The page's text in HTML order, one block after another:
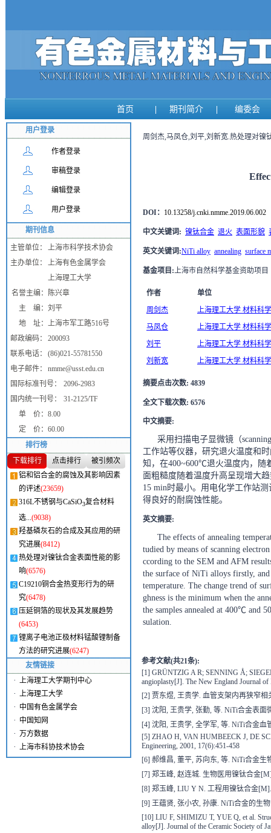
首页 期刊简介 编委会
用户登录
作者登录
审稿登录
编辑登录
用户登录
期刊信息
主管单位：
上海市科学技术协会
主办单位：
上海有色金属学会
上海理工大学
名誉主编：
陈兴章
主 编： 刘平
地 址： 上海市军工路516号
邮政编码：
200093
联系电话：
(86)021-55781550
电子邮件：
nmme@usst.edu.cn
国际标准刊号：
2096-2983
国内统一刊号：
31-2125/TF
单 价： 8.00
定 价： 60.00
排行榜
下载排行
点击排行
被引频次
铝和铝合金的腐蚀及其影响因素
的评述(23659)
316L不锈钢与CaSiO3复合材料
选...(9038)
羟基磷灰石的合成及其应用的研
究进展(8412)
热处理对镍钛合金表面性能的影
响(6576)
C19210铜合金热变形行为的研
究(6478)
压延铜箔的现状及其发展趋势
(6453)
锂离子电池正极材料锰酸锂制备
方法的研究进展(6247)
友情链接
· 上海理工大学期刊中心
· 上海理工大学
· 中国有色金属学会
· 中国知网
· 万方数据
· 上海市科协技术协会
周剑杰,马凤仓,刘平,刘新宽.热处理对镍
DOI： 10.13258/j.cnki.nmme.2019.06.002
中文关键词 : 镍钛合金 退火 表面形貌
英文关键词 :NiTi alloy annealing surface
基金项目 :上海市自然科学基金资助项目
作者
单位
周剑杰
上海理工大学 材料科
马凤仓
上海理工大学 材料科
刘平
上海理工大学 材料科
刘新宽
上海理工大学 材料科
摘要点击次数: 4839
全文下载次数: 6576
中文摘要:
采用扫描电子显微镜（
工作站等仪器，研究退火温度和
知，在400~600℃退火温度内，随
面粗糙度随着温度升高呈现增大
15 min时最小。用电化学工作站
得良好的耐腐蚀性能。
英文摘要:
The effects of annealing
tudied by means of scanning
ccording to the SEM and AFM
the surface of NiTi alloys firstly, and
temperature. The change trend of
ghness is the minimum when the
the samples annealed at 400℃ and
sulation.
参考文献(共21条):
[1] GRÜNTZIG A R; SENNING Å;
angioplasty[J]. The New England Journal
[2] 贾东煜, 王贵学. 血管支架内再狭窄相
[3] 沈阳, 王贵学, 张勤, 等. NiTi合金表面
[4] 沈阳, 王贵学, 全学军, 等. NiTi合金血
[5] ZHAO H, VAN HUMBEECK J, DE
Engineering, 2001, 17(6):451-458
[6] 郝维昌, 董平, 苏向东, 等. NiTi合金生
[7] 郑玉峰, 赵连城. 生物医用镍钛合金
[8] 郑玉峰, LIU Y N. 工程用镍钛合金
[9] 王蕴贤, 张小农, 孙康. NiTi合金的生
[10] LIU F, SHIMIZU T, YUE Q, et al.
alloy[J]. Journal of the Ceramic Society of